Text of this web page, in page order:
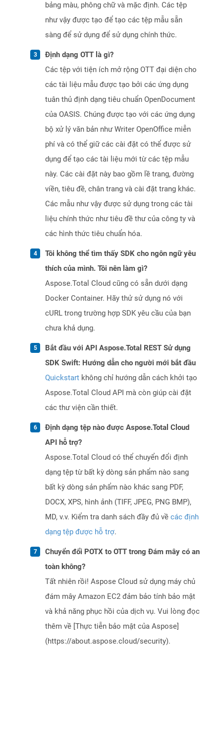
bảng màu, phông chữ và mặc định. Các tệp
như vậy được tạo để tạo các tệp mẫu sẵn
sàng để sử dụng để sử dụng chính thức.
Định dạng OTT là gì?
Các tệp với tiện ích mở rộng OTT đại diện cho
các tài liệu mẫu được tạo bởi các ứng dụng
tuân thủ định dạng tiêu chuẩn OpenDocument
của OASIS. Chúng được tạo với các ứng dụng
bộ xử lý văn bản như Writer OpenOffice miễn
phí và có thể giữ các cài đặt có thể được sử
dụng để tạo các tài liệu mới từ các tệp mẫu
này. Các cài đặt này bao gồm lề trang, đường
viền, tiêu đề, chân trang và cài đặt trang khác.
Các mẫu như vậy được sử dụng trong các tài
liệu chính thức như tiêu đề thư của công ty và
các hình thức tiêu chuẩn hóa.
Tôi không thể tìm thấy SDK cho ngôn ngữ yêu
thích của mình. Tôi nên làm gì?
Aspose.Total Cloud cũng có sẵn dưới dạng
Docker Container. Hãy thử sử dụng nó với
cURL trong trường hợp SDK yêu cầu của bạn
chưa khả dụng.
Bắt đầu với API Aspose.Total REST Sử dụng
SDK Swift: Hướng dẫn cho người mới bắt đầu
Quickstart không chỉ hướng dẫn cách khởi tạo
Aspose.Total Cloud API mà còn giúp cài đặt
các thư viện cần thiết.
Định dạng tệp nào được Aspose.Total Cloud
API hỗ trợ?
Aspose.Total Cloud có thể chuyển đổi định
dạng tệp từ bất kỳ dòng sản phẩm nào sang
bất kỳ dòng sản phẩm nào khác sang PDF,
DOCX, XPS, hình ảnh (TIFF, JPEG, PNG BMP),
MD, v.v. Kiểm tra danh sách đầy đủ về các định
dạng tệp được hỗ trợ.
Chuyển đổi POTX to OTT trong Đám mây có an
toàn không?
Tất nhiên rồi! Aspose Cloud sử dụng máy chủ
đám mây Amazon EC2 đảm bảo tính bảo mật
và khả năng phục hồi của dịch vụ. Vui lòng đọc
thêm về [Thực tiễn bảo mật của Aspose]
(https://about.aspose.cloud/security).